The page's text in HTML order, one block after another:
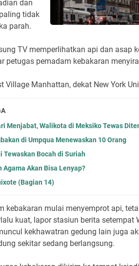
dan
tidak
parah.
TV memperlihatkan api dan asap
petugas pemadam kebakaran
Village Manhattan, dekat New York
Menjabat, Walikota di Meksiko Tewas
di Umpqua Menewaskan 10 Orang
Tewaskan Bocah di Suriah
Agama Akan Bisa Lenyap?
(Bagian 14)
kebakaran mulai menyemprot api,
kuat, lapor stasiun berita setempat
kekhawatran gedung lain juga
sekitar sedang berlangsung.